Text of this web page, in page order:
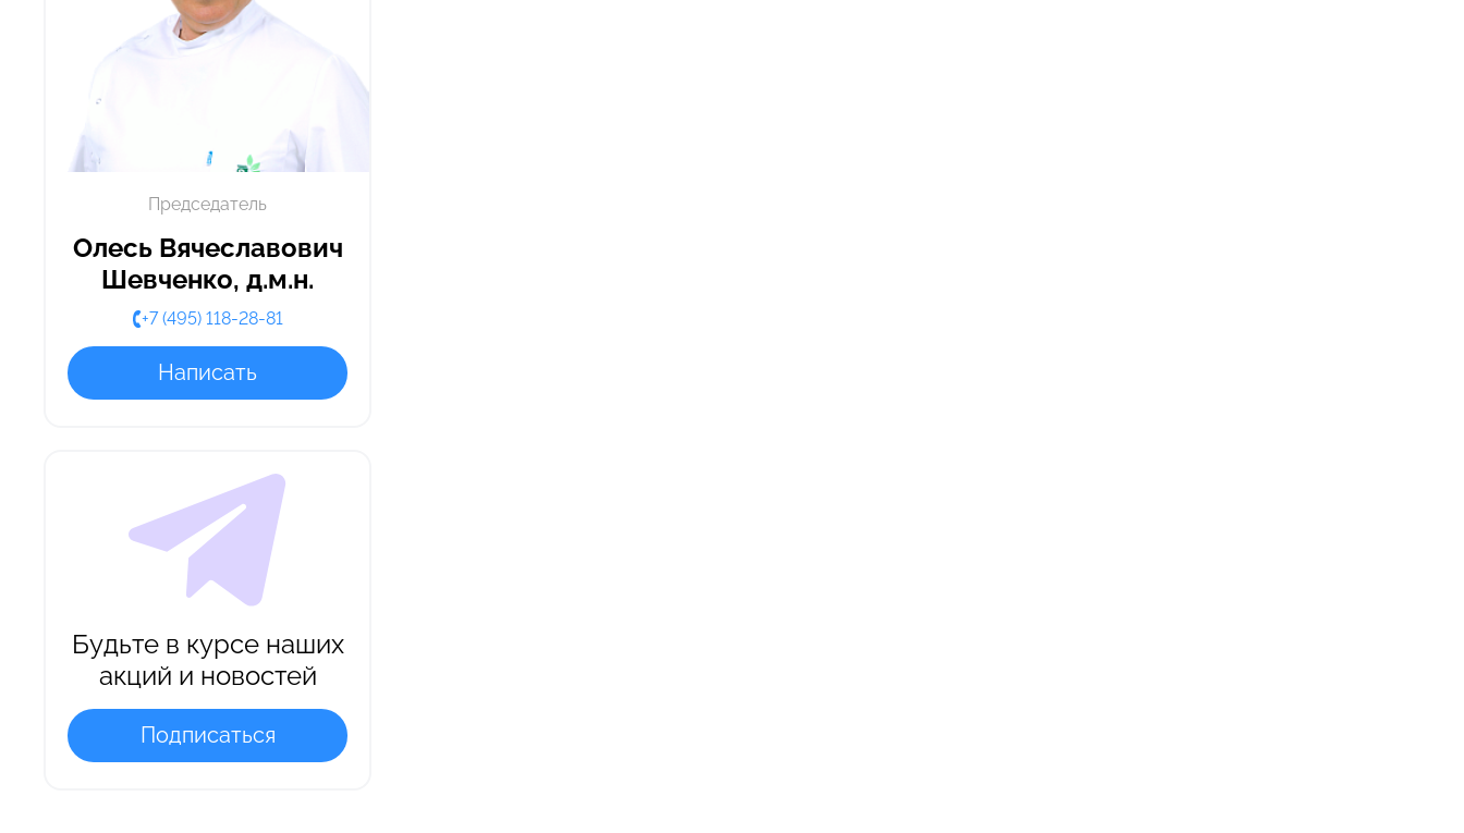
Председатель
Олесь Вячеславович
Шевченко, д.м.н.
+7 (495) 118-28-81
Написать
Будьте в курсе наших
акций и новостей
Подписаться